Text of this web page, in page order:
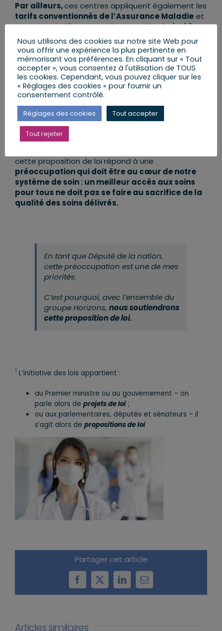
Par ailleurs,ces centres appliquent également les
tarifs conventionnés de l’Assurance Maladieet
pratiquent letiers payant,permettant ainsi à
toutes et tous, de bénéficier de soins médicaux
remboursés.
Ces structures sont donc importantes pour
redynamiser nos territoires en matière d’accès
aux soins et pour permettre à l’ensemble des
citoyennes et citoyens de pouvoir prétendre à
une offre de soin de qualité.
Toutefois, elles doivent être strictement
encadrées.En créant un environnement législatif
cette proposition de loi répond à une
préoccupation qui doit être au cœur de notre
système de soin : un meilleur accès aux soins
pour tous ne doit pas se faire au sacrifice de la
qualité des soins délivrés.
En tant que Député de la nation,
cette préoccupation est une de mes
priorités.
C’est pourquoi, avec l’ensemble du
groupe Horizons, nous soutiendrons
cette proposition de loi.
1 L’initiative des lois appartient :
au Premier ministre ou au gouvernement – on
parle alors de projets de loi;
ou aux parlementaires, députés et sénateurs – il
s’agit alors de propositions de loi
Partager cet article
Facebook
X LinkedInEmail
Articles similaires
Nous utilisons des cookies sur notre site Web pour
vous offrir une expérience la plus pertinente en
mémorisant vos préférences. En cliquant sur « Tout
accepter », vous consentez à l'utilisation de TOUS
les cookies. Cependant, vous pouvez cliquer sur les
« Réglages des cookies » pour fournir un
consentement contrôlé.
Réglages des cookies Tout accepter
Tout rejeter